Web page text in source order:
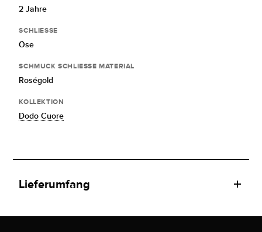
2 Jahre
SCHLIESSE
Öse
SCHMUCK SCHLIESSE MATERIAL
Roségold
KOLLEKTION
Dodo Cuore
Lieferumfang